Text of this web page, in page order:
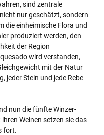
sind zentrale
nur geschätzt, sondern
die einheimische Flora und
produziert werden, den
der Region
wird verstanden,
mit der Natur
jeder Stein und jede Rebe
nun die fünfte Winzer-
Weinen setzen sie das
fort.